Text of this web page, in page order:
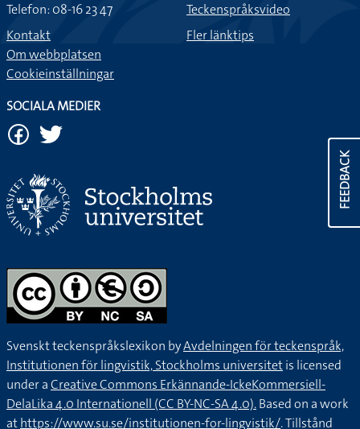
FEEDBACK
Telefon: 08-16 23 47
Kontakt
Om webbplatsen
Cookieinställningar
Teckenspråksvideo
Fler länktips
SOCIALA MEDIER
Svenskt teckenspråkslexikon byAvdelningen för teckenspråk,
Institutionen för lingvistik, Stockholms universitetis licensed
under aCreative Commons Erkännande-IckeKommersiell-
DelaLika 4.0 Internationell (CC BY-NC-SA 4.0).Based on a work
athttps://www.su.se/institutionen-for-lingvistik/. Tillstånd